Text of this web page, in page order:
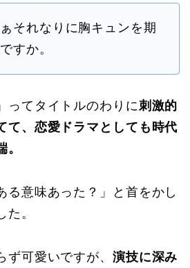
それなりに胸キュンを期
すか。
ってタイトルのわりに刺激的
て、恋愛ドラマとしても時代
る意味あった？」と首をかし
た。
ず可愛いですが、 演技に深み